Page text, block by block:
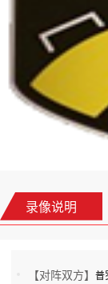
录像说明
【对阵双方】普